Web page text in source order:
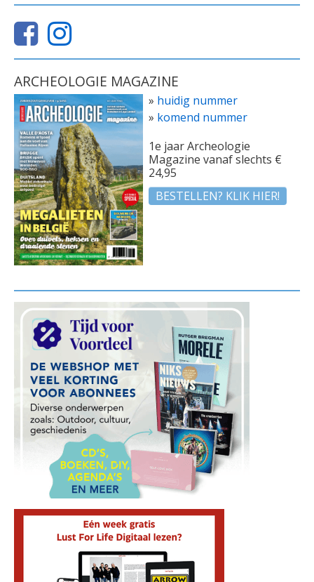
ARCHEOLOGIE MAGAZINE
» huidig nummer
» komend nummer
1e jaar Archeologie
Magazine vanaf slechts €
24,95
BESTELLEN? KLIK HIER!